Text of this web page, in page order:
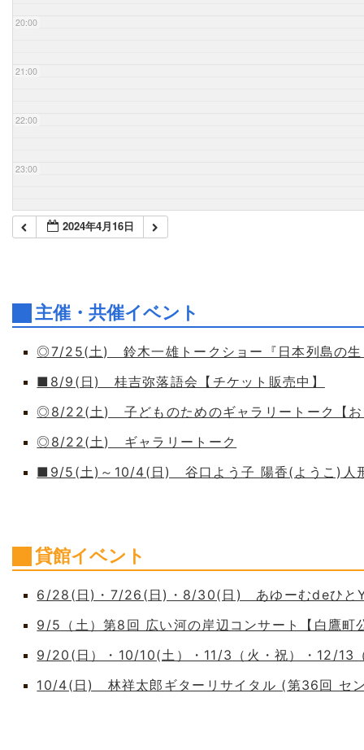
20:00
21:00
22:00
23:00
2024年4月16日
主催・共催イベント
◎7/25(土) 鈴木一雄トークショー『日本列島の生
■8/9(日) 桂吉弥落語会【チケット販売中】
◎8/22(土) 子どものためのギャラリートーク【お
◎8/22(土) ギャラリートーク
■9/5(土)～10/4(日) 谷口よう子 陽香(ようこ)人
貸館イベント
6/28(日)・7/26(日)・8/30(日) あゆーむdeひと
9/5（土）第8回 広い河の岸辺コンサート【白鷹町
9/20(日）・10/10(土）・11/3（火・祝）・12/
10/4(日) 林祥太郎ギターリサイタル (第36回 セ